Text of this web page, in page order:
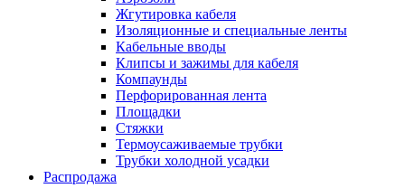
Жгутировка кабеля
Изоляционные и специальные ленты
Кабельные вводы
Клипсы и зажимы для кабеля
Компаунды
Перфорированная лента
Площадки
Стяжки
Термоусаживаемые трубки
Трубки холодной усадки
Распродажа